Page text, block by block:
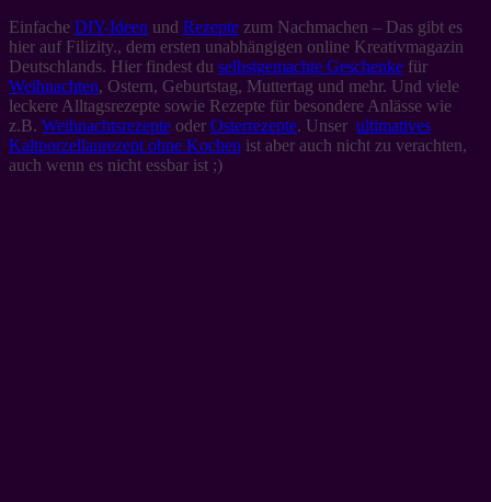
Einfache DIY-Ideen und Rezepte zum Nachmachen – Das gibt es
hier auf Filizity., dem ersten unabhängigen online Kreativmagazin
Deutschlands. Hier findest du selbstgemachte Geschenke für
Weihnachten, Ostern, Geburtstag, Muttertag und mehr. Und viele
leckere Alltagsrezepte sowie Rezepte für besondere Anlässe wie
z.B. Weihnachtsrezepte oder Osterrezepte. Unser ultimatives
Kaltporzellanrezept ohne Kochen ist aber auch nicht zu verachten,
auch wenn es nicht essbar ist ;)